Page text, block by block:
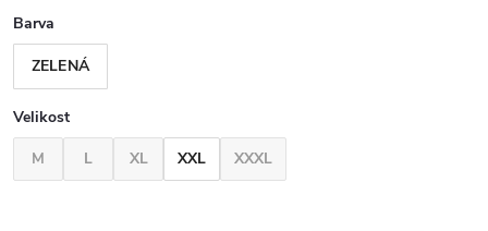
Barva
ZELENÁ
Velikost
M
L XL XXL XXXL